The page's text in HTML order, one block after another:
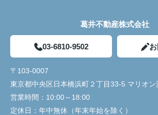
葛井不動産株式会社
03-6810-9502
〒103-0007
東京都中央区日本橋浜町２丁目33-5 マリオン
営業時間： 10:00～18:00
定休日： 年中無休（年末年始を除く）